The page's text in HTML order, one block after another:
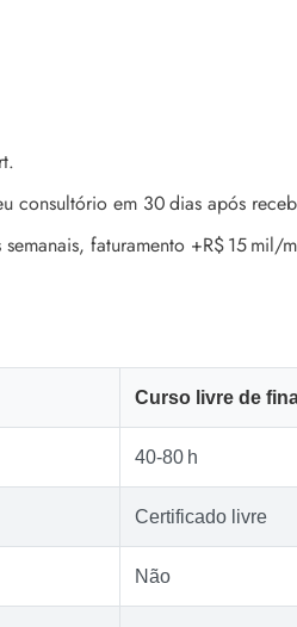
consultório em 30 dias após
faturamento +R$ 15 mil/
Curso livre de
40‑80 h
Certificado livre
Não